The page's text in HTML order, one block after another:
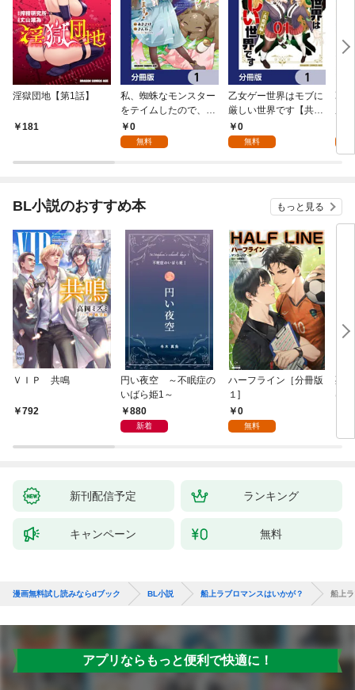
淫獄団地【第1話】
181
私、蜘蛛なモンスター
をテイムしたので、ス
パイダーシルクで裁縫
を頑張ります！【分冊
0
無料
乙女ゲー世界はモブに
厳しい世界です【共和
国編】【分冊版】 1
0
無料
乙
BL小説のおすすめ本 もっと見る
ＶＩＰ 共鳴
792
円い夜空 ～不眠症の
いばら姫1～
880
新着
ハーフライン［分冊版
１]
0
無料
死
は
新刊配信予定 ランキング
キャンペーン 無料
漫画無料試し読みならdブック BL小説 船上ラブロマンスはいかが？ 船上
アプリならもっと便利で快適に！